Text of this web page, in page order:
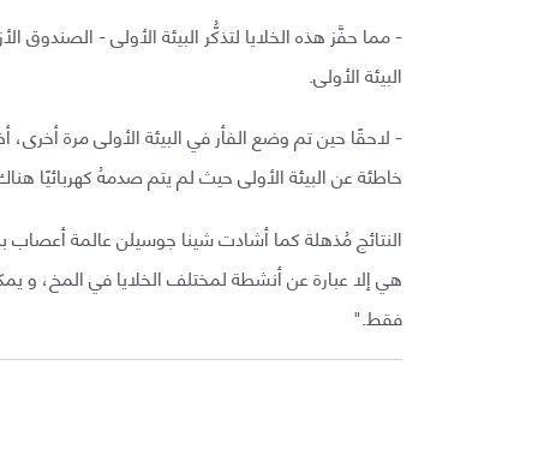
- مما حفَّز هذه الخلايا لتذكُّر البيئة الأولى - الصندوق
البيئة الأولى.
- لاحقًا حين تم وضع الفأر في البيئة الأولى مرة
خاطئة عن البيئة الأولى حيث لم يتم صدمهُ كهربائيًا
النتائج مُذهلة كما أشادت شينا جوسيلن عالمة
هي إلا عبارة عن أنشطة لمختلف الخلايا في المخ، و
فقط."